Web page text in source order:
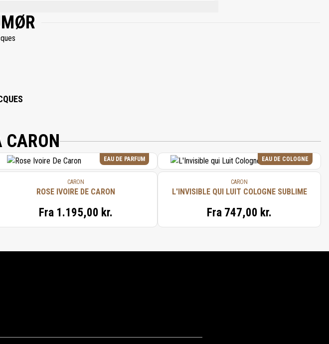
METHOXYDIBENZOYLMETHANE, ETHYLHEXYL METHOXYCINNAMATE,
CITRATE, LIMONENE, LINALOOL,
FARNESOL, CI 19140, CI 42090, CI 17200, CI 15510, 81% VOL.
CARON
EAU DE PARFUM
CARON
ROSE IVOIRE DE CARON
Fra 1.195,00 kr.
EAU DE COLOGNE
CARON
L'INVISIBLE QUI LUIT COLOGNE SUBLIME
Fra 747,00 kr.